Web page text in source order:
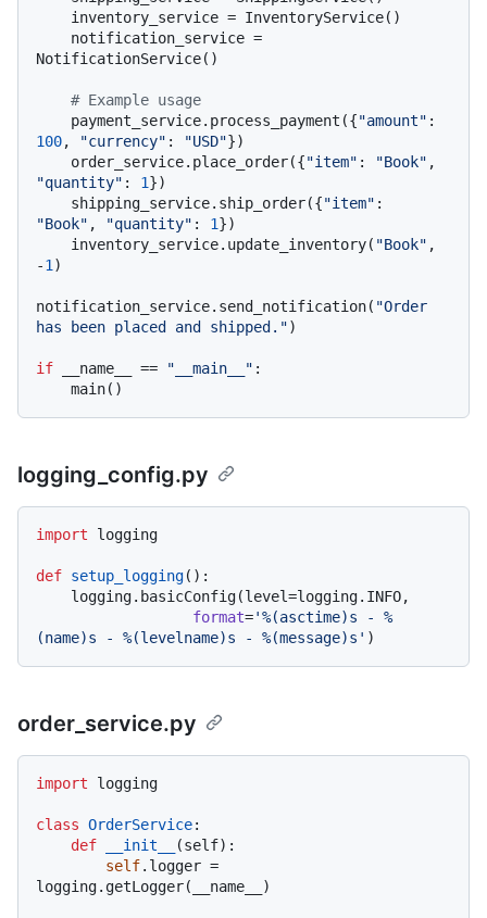
NotificationService()
# Example usage
    payment_service.process_payment({
"amount"
100, "currency" : "USD"})
    order_service.place_order({
"item" : "Book"
"quantity" : 1})
    shipping_service.ship_order({
"item"
"Book" , "quantity" : 1})
    inventory_service.update_inventory(
"Book" ,
-1 )
notification_service.send_notification( "Order
has been placed and shipped.")
if __name__ == "__main__" :
logging_config.py
import logging
def setup_logging():
format='%(asctime)s - %
(name)s - %(levelname)s - %(message)s'
order_service.py
import logging
class OrderService:
def
__init__ (self):
self.logger =
logging.getLogger(__name__)